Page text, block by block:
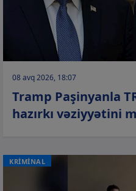
08 avq 2026, 18:07
Tramp Paşinyanla
hazırkı vəziyyətini
KRİMİNAL